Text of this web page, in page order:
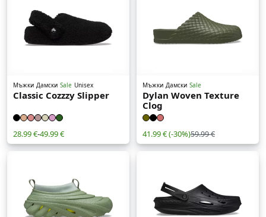
Мъжки Дамски Sale Unisex
Classic Cozzzy Slipper
28.99 €-49.99 €
Мъжки Дамски Sale
Dylan Woven Texture
Clog
41.99 €(-30%)59.99 €